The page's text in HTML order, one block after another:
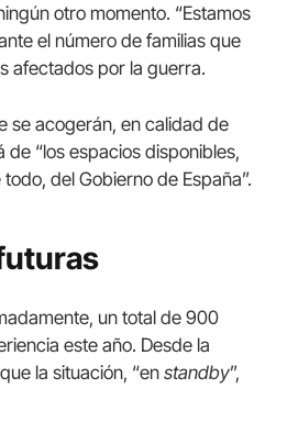
otro momento. “Estamos
el número de familias que
afectados por la guerra.
se acogerán, en calidad de
“los espacios disponibles,
del Gobierno de España”.
un total de 900
este año. Desde la
la situación, “en standby”,